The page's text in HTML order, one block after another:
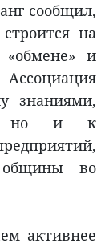
сообщил,
на
и
знаниями,
но и к
общины во
активнее